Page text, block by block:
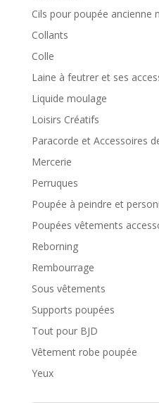
Cils pour poupée ancienne
Collants
Colle
Laine à feutrer et ses
Liquide moulage
Loisirs Créatifs
Paracorde et Accessoires
Mercerie
Perruques
Poupée à peindre et
Poupées vêtements
Reborning
Rembourrage
Sous vêtements
Supports poupées
Tout pour BJD
Vêtement robe poupée
Yeux